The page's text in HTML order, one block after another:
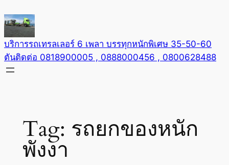
to
content
บริการรถเทรลเลอร์ 6 เพลา บรรทุกหนักพิเศษ 35-50-60
ตันติดต่อ 0818900005 , 0888000456 , 0800628488
Tag: รถยกของหนัก
พังงา